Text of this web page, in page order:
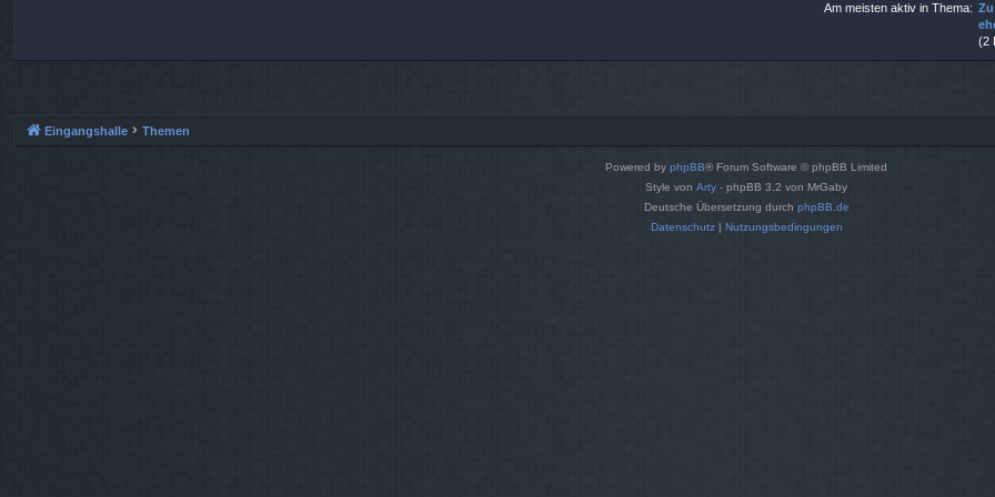
Am meisten aktiv in Thema:
(2
Eingangshalle Themen
Powered by phpBB® Forum Software © phpBB Limited
Style von Arty - phpBB 3.2 von MrGaby
Deutsche Übersetzung durch phpBB.de
Datenschutz| Nutzungsbedingungen